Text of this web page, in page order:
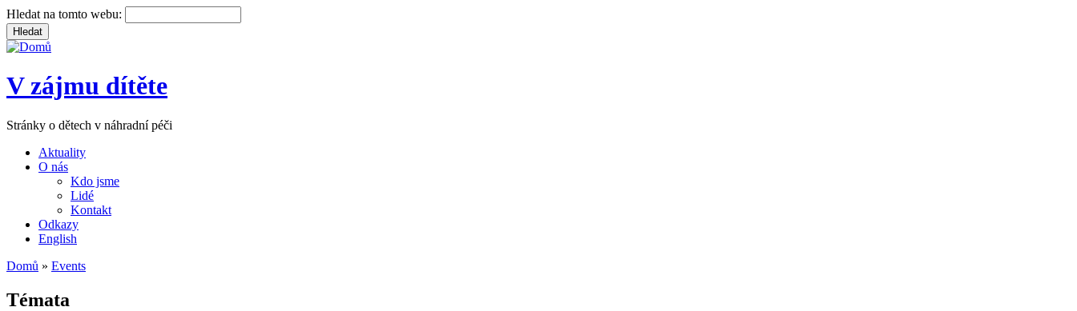
Hledat na tomto webu:
V zájmu dítěte
Stránky o dětech v náhradní péči
Aktuality
O nás
Kdo jsme
Lidé
Kontakt
Odkazy
English
Domů » Events
Témata